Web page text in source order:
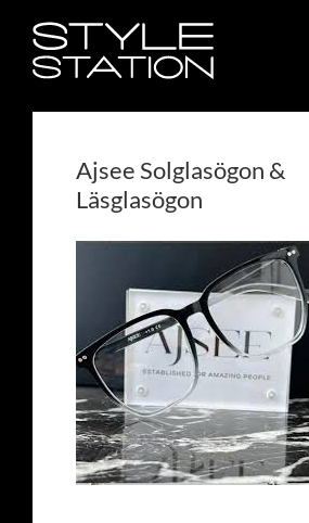
innehållet
Ajsee Solglasögon &
Läsglasögon